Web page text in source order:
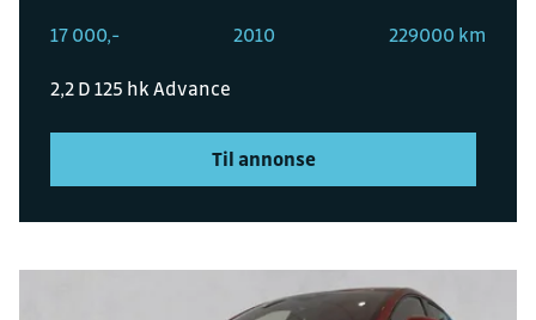
17 000,- 2010 229000 km
2,2 D 125 hk Advance
Til annonse